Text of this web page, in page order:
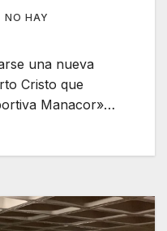
NO HAY
una nueva
Cristo que
Manacor»…